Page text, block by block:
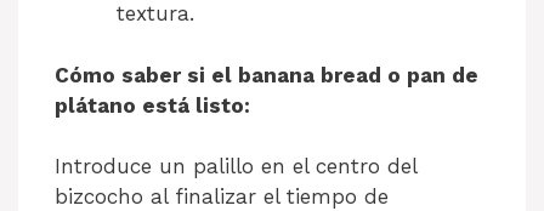
textura.
Cómo saber si el banana bread o pan de
plátano está listo:
Introduce un palillo en el centro del
bizcocho al finalizar el tiempo de